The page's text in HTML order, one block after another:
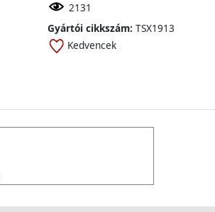
2131
Gyártói cikkszám: TSX1913
Kedvencek